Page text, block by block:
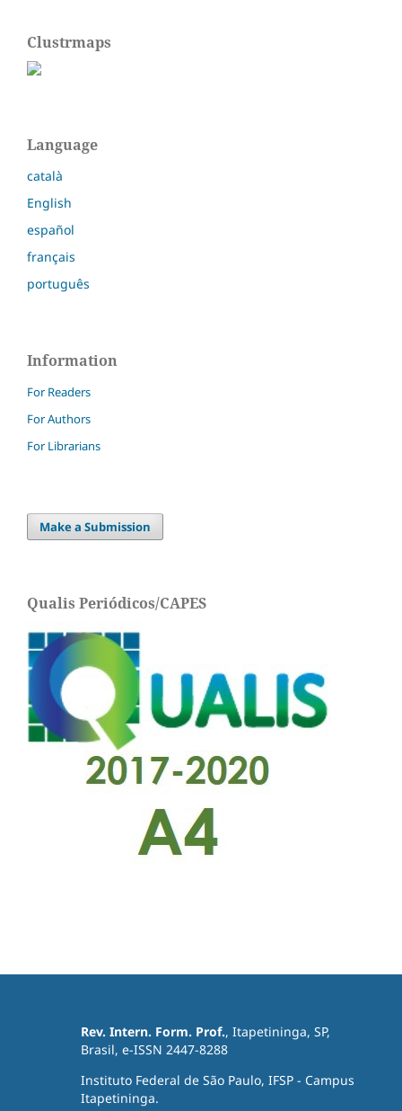
Clustrmaps
Language
català
English
español
français
português
Information
For Readers
For Authors
For Librarians
Make a Submission
Qualis Periódicos/CAPES
Rev. Intern. Form. Prof., Itapetininga, SP,
Brasil, e-ISSN 2447-8288
Instituto Federal de São Paulo, IFSP - Campus
Itapetininga.